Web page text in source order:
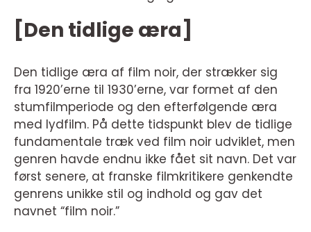
[Den tidlige æra]
Den tidlige æra af film noir, der strækker sig
fra 1920’erne til 1930’erne, var formet af den
stumfilmperiode og den efterfølgende æra
med lydfilm. På dette tidspunkt blev de tidlige
fundamentale træk ved film noir udviklet, men
genren havde endnu ikke fået sit navn. Det var
først senere, at franske filmkritikere genkendte
genrens unikke stil og indhold og gav det
navnet “film noir.”